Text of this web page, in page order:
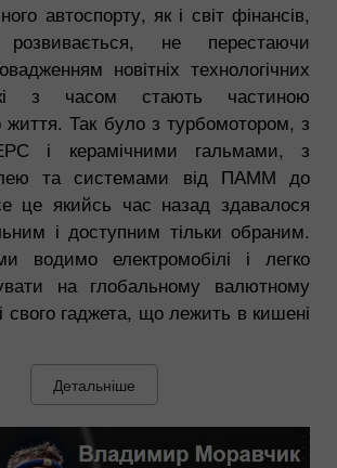
автоспорту, як і світ фінансів,
розвивається, не перестаючи
новітніх технологічних
з часом стають частиною
життя. Так було з турбомотором, з
і керамічними гальмами, з
та системами від ПАММ до
це якийсь час назад здавалося
і доступним тільки обраним.
водимо електромобілі і легко
на глобальному валютному
свого гаджета, що лежить в кишені
Детальніше